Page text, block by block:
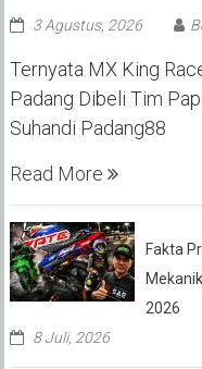
3 Agustus, 2026
Ternyata MX King
Padang Dibeli Tim
Suhandi Padang88
Read More
Fakta
2026
8 Juli, 2026